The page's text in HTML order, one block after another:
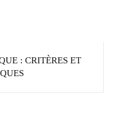
: CRITÈRES ET